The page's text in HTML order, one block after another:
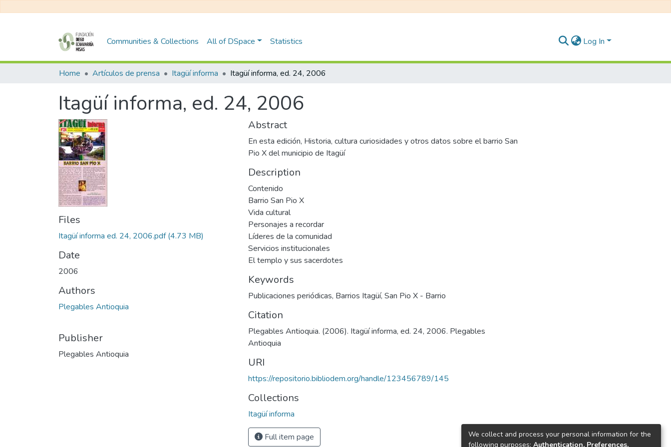
Communities & Collections All of DSpace Statistics Log In
Home Artículos de prensa Itagüí informa Itagüí informa, ed. 24, 2006
Itagüí informa, ed. 24, 2006
Files
Itagüí informa ed. 24, 2006.pdf(4.73 MB)
Date
2006
Authors
Plegables Antioquia
Publisher
Plegables Antioquia
Abstract
En esta edición, Historia, cultura curiosidades y otros datos sobre el barrio San
Pio X del municipio de Itagüí
Description
Contenido
Barrio San Pio X
Vida cultural
Personajes a recordar
Líderes de la comunidad
Servicios institucionales
El templo y sus sacerdotes
Keywords
Publicaciones periódicas, Barrios Itagüí, San Pio X - Barrio
Citation
Plegables Antioquia. (2006). Itagüí informa, ed. 24, 2006. Plegables
Antioquia
URI
https://repositorio.bibliodem.org/handle/123456789/145
Collections
Itagüí informa
Full item page
We collect and process your personal information for the
following purposes: Authentication, Preferences,